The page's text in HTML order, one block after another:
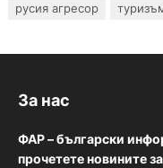
русия агресор
За нас
ФАР – български
прочетете новините